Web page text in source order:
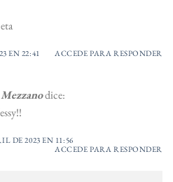
EN 22:41 ACCEDE PARA RESPONDER
dice:
DE 2023 EN 11:56
ACCEDE PARA RESPONDER